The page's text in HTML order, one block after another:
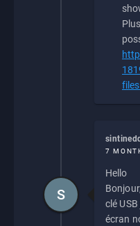
7
Hello
clé
écran
S